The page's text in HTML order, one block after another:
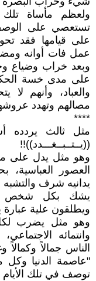
ولعظم مأساة تلك
تستعصي على
على قيامها فقد
عمل فات أوانه
وبعد خراب وضياع
على مدى خسة
والعباد، وأنهم
مصالهم وتهدد
****
مثل ثالث يردده
((يــتــبــغـــدد))!!
وهو مثل يدل على
العصور العباسية،
يدانيه شرف والتشبه
يشك بكل شخص
ويطلقون علية عبارة
وهو مثل يضرب
وانتمائه
الناس جمالاً وكمالاً
"عاصمة الدنيا وكل
توصف في تلك الأيام